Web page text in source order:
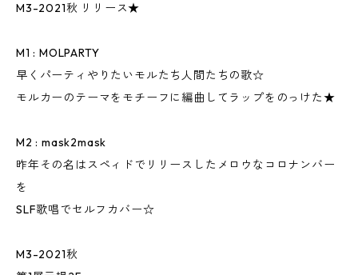
M3-2021秋 リリース★
M1 : MOLPARTY
早くパーティやりたいモルたち人間たちの歌☆
モルカーのテーマをモチーフに編曲してラップをのっけた★
M2 : mask2mask
昨年その名はスペィドでリリースしたメロウなコロナンバー
を
SLF歌唱でセルフカバー☆
M3-2021秋